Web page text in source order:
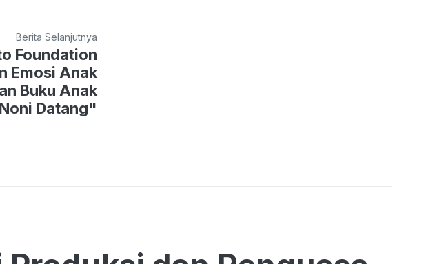
Berita Selanjutnya
Foundation
Emosi Anak
Buku Anak
Datang"